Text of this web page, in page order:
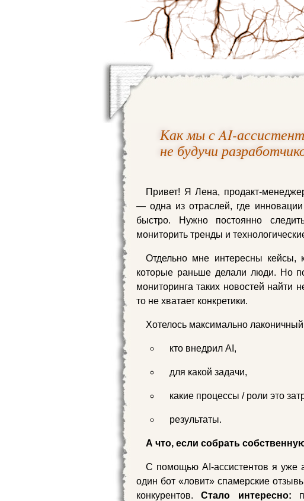
Как мы с AI-
не будучи
Привет! Я Лена, продакт-
— одна из отраслей, где
быстро. Нужно постоянно
мониторить тренды и
Отдельно мне интересны кейсы,
которые раньше делали люди. Но
мониторинга таких новостей найти
то не хватает конкретики.
Хотелось максимально
кто внедрил AI,
для какой задачи,
какие процессы / роли это
результаты.
А что, если собрать
С помощью AI-ассистентов я уже
один бот «ловит» спамерские
конкурентов. Стало интересно: